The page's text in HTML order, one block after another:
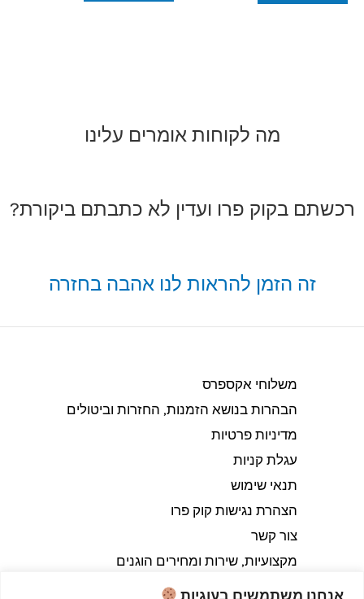
אנחנו משתמשים בעוגיות
מה לקוחות אומרים עלינו
רכשתם בקוק פרו ועדין לא כתבתם ביקורת?
זה הזמן להראות לנו אהבה בחזרה
משלוחי אקספרס
הבהרות בנושא הזמנות, החזרות וביטולים​
מדיניות פרטיות
עגלת קניות
תנאי שימוש
הצהרת נגישות קוק פרו
צור קשר
מקצועיות, שירות ומחירים הוגנים